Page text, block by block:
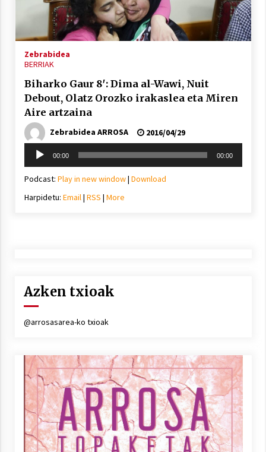
Arrosa sareko IX. topaketak!
2021/10/13
2021/10/04
Berria egunkarian elkarrizketa
Hala Bedi irratiko Hizpidea saioan
Arrosaren 20 urteez
2021/07/03
Zebrabidea
BERRIAK
Biharko Gaur 8′: Dima al-Wawi, Nuit
Debout, Olatz Orozko irakaslea eta Miren
Aire artzaina
Zebrabidea ARROSA
2016/04/29
Soinu
erreproduzigailua
00:00 00:00
Podcast: Play in new window| Download
Harpidetu: Email| RSS | More
Azken txioak
@arrosasarea-ko txioak